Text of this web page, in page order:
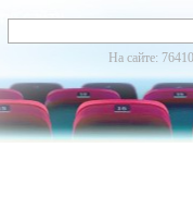
На сайте: